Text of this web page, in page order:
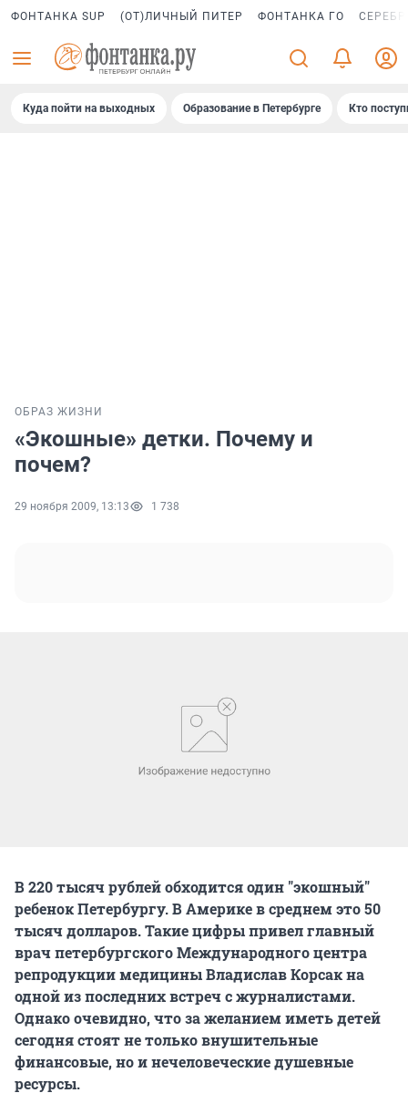
ФОНТАНКА SUP (ОТ)ЛИЧНЫЙ ПИТЕР ФОНТАНКА ГО
Куда пойти на выходных Образование в Петербурге Кто
ОБРАЗ ЖИЗНИ
«Экошные» детки. Почему и
почем?
29 ноября 2009, 13:13 1 738
В 220 тысяч рублей обходится один "экошный"
ребенок Петербургу. В Америке в среднем это 50
тысяч долларов. Такие цифры привел главный
врач петербургского Международного центра
репродукции медицины Владислав Корсак на
одной из последних встреч с журналистами.
Однако очевидно, что за желанием иметь детей
сегодня стоят не только внушительные
финансовые, но и нечеловеческие душевные
ресурсы.